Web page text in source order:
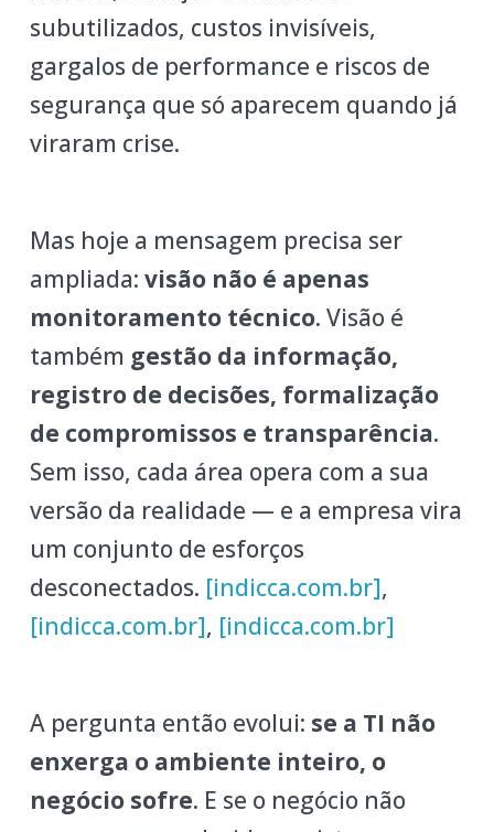
subutilizados, custos invisíveis,
gargalos de performance e riscos de
segurança que só aparecem quando já
viraram crise.
Mas hoje a mensagem precisa ser
ampliada: visão não é apenas
monitoramento técnico. Visão é
também gestão da informação,
registro de decisões, formalização
de compromissos e transparência.
Sem isso, cada área opera com a sua
versão da realidade — e a empresa vira
um conjunto de esforços
desconectados. [indicca.com.br],
[indicca.com.br], [indicca.com.br]
A pergunta então evolui: se a TI não
enxerga o ambiente inteiro, o
negócio sofre. E se o negócio não